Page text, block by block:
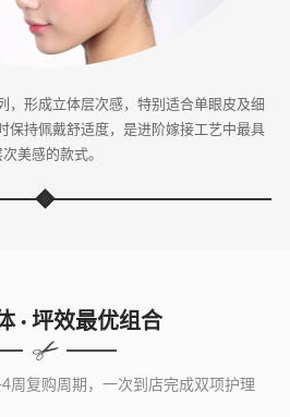
，形成立体层次感，特别适合单眼皮及细
保持佩戴舒适度，是进阶嫁接工艺中最具
次美感的款式。
· 坪效最优组合
周复购周期，一次到店完成双项护理